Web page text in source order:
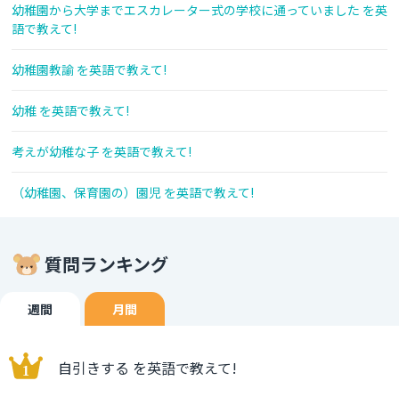
幼稚園から大学までエスカレーター式の学校に通っていました を英
語で教えて!
幼稚園教諭 を英語で教えて!
幼稚 を英語で教えて!
考えが幼稚な子 を英語で教えて!
（幼稚園、保育園の）園児 を英語で教えて!
質問ランキング
週間 月間
自引きする を英語で教えて!